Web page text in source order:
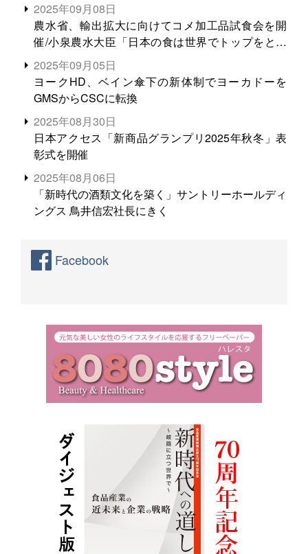
2025年09月08日
農水省、輸出拡大に向けてコメ加工品試食会を開
催/小泉農水大臣「日本の食は世界でトップをとれ
る。米増産に向けて、米輸出需要の拡大を」
2025年09月05日
ヨークHD、ベイン傘下の新体制でヨーカドーを
GMSからCSCに転換
2025年08月30日
日本アクセス「新商品グランプリ2025年秋冬」表
彰式を開催
2025年08月06日
「新時代の酒類文化を築く」サントリーホールディ
ングス 鳥井信宏社長にきく
Facebook